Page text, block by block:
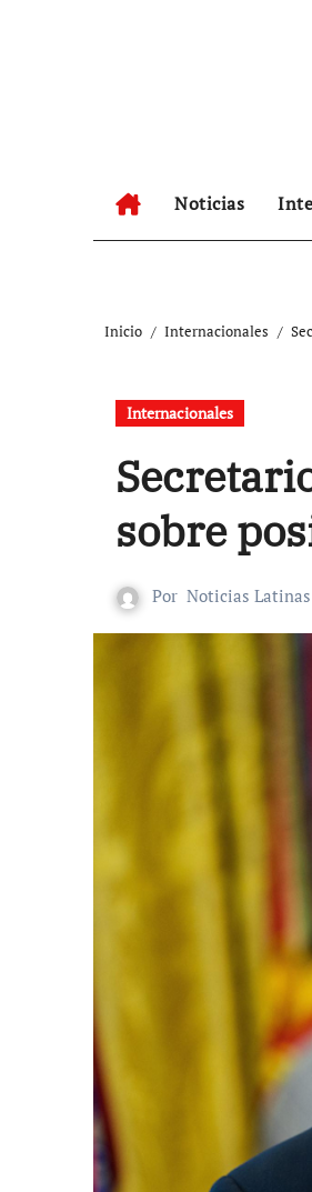
Noticias
Inicio Internacionales
Internacionales
sobre
Por Noticias Latinas